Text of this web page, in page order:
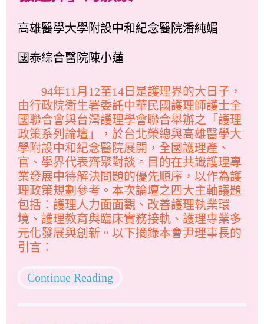
高雄醫學大學附設中和紀念醫院潘純媚
國泰綜合醫院陳小蓮
94年11月12至14日是護理界的大日子，
由行政院衛生署委託中華民國護理師護士全
國聯合會與台灣護理學會聯合舉辦之「護理
政策系列論壇」，於台北榮總與高雄醫學大
學附設中和紀念醫院展開，全國護理產、
官、學界代表齊聚對談。目的在共識護理專
業發展中待解決問題的優先順序，以作為護
理政策規劃參考。本次論壇之四大主軸議題
包括：護理人力面面觀、改善護理執業環
境、護理教育與臨床實務接軌、護理專業多
元化發展與創新。以下摘錄本會尹理事長的
引言：
Continue Reading